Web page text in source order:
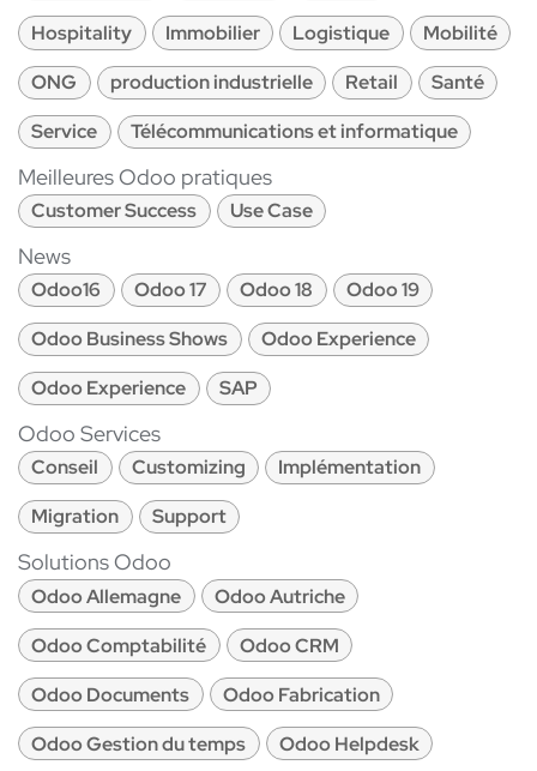
Hospitality
Immobilier Logistique
Mobilité
ONG
production industrielle Retail
Santé
Service
Télécommunications et informatique
Meilleures Odoo pratiques
Customer Success Use Case
News
Odoo16 Odoo 17 Odoo 18
Odoo 19
Odoo Business Shows
Odoo Experience
Odoo Experience
SAP
Odoo Services
Conseil Customizing
Implémentation
Migration
Support
Solutions Odoo
Odoo Allemagne
Odoo Autriche
Odoo Comptabilité
Odoo CRM
Odoo Documents
Odoo Fabrication
Odoo Gestion du temps
Odoo Helpdesk